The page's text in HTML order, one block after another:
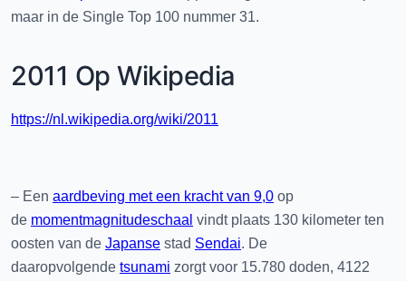
maar in de Single Top 100 nummer 31.
2011 Op Wikipedia
https://nl.wikipedia.org/wiki/2011
– Een aardbeving met een kracht van 9,0 op
de momentmagnitudeschaal vindt plaats 130 kilometer ten
oosten van de Japanse stad Sendai. De
daaropvolgende tsunami zorgt voor 15.780 doden, 4122